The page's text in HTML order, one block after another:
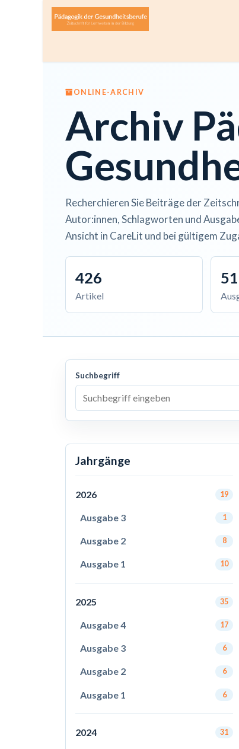
Zum Inhalt springen
ONLINE-ARCHIV
Archiv
Recherchieren Sie Beiträge der
Autor:innen, Schlagworten und
Ansicht in CareLit und bei gültigem
426
Artikel
51
Suchbegriff
Jahrgänge
2026 19
Ausgabe 3 1
Ausgabe 2 8
Ausgabe 1 10
2025 35
Ausgabe 4 17
Ausgabe 3 6
Ausgabe 2 6
Ausgabe 1 6
2024 31